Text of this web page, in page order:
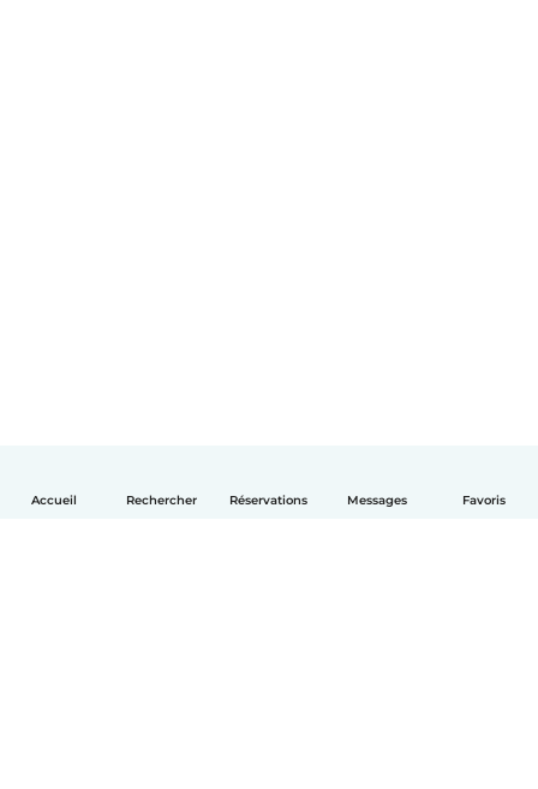
Accueil Rechercher Réservations Messages Favoris